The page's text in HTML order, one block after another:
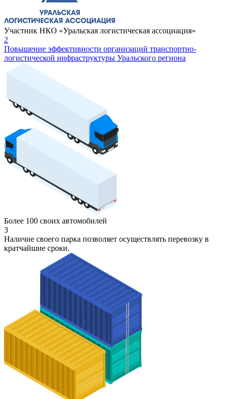
Участник НКО «Уральская логистическая ассоциация»
2
Повышение эффективности организаций транспортно-
логистической инфраструктуры Уральского региона
Более 100 своих автомобилей
3
Наличие своего парка позволяет осуществлять перевозку в
кратчайшие сроки.